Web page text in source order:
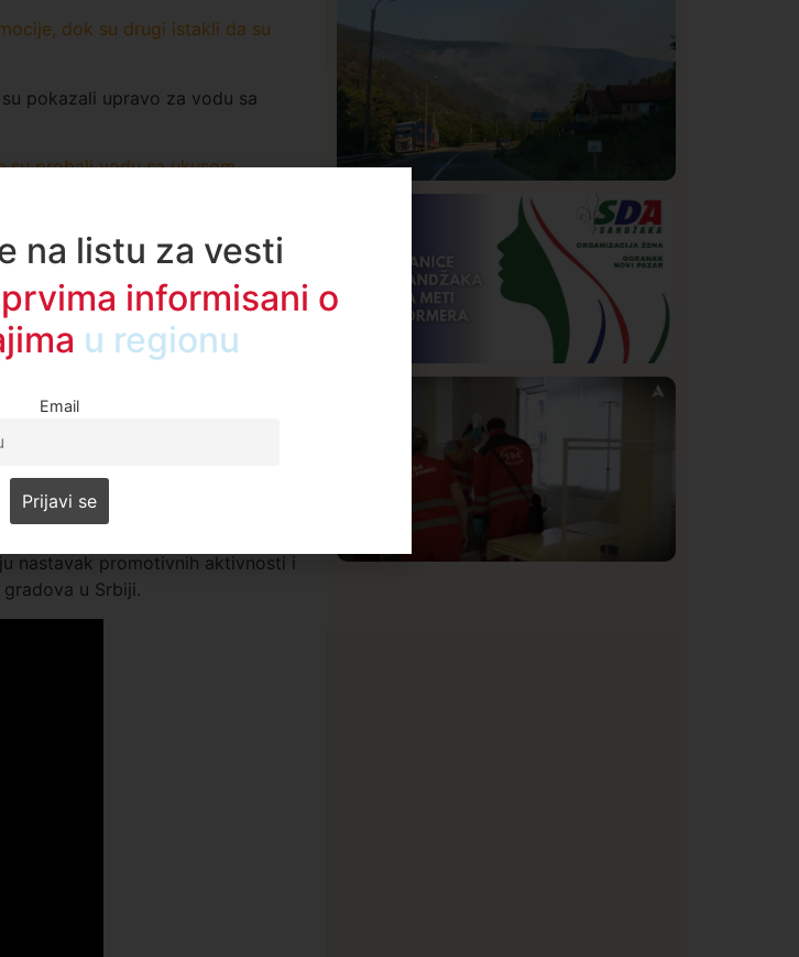
dok su drugi istakli da su
pokazali upravo za vodu sa
su probali vodu sa ukusom
je da je reč o kompaniji iz
i gazirane vode, kao i
naših proizvoda. U ponudi
upozna naš brend”, rekao
zadovoljstvo saradnja sa
tržištu.
će se u narednom periodu
nastavak promotivnih aktivnosti i
u Srbiji.
Požar od Magliča do Ušća, brda u
plamenu – vatrogasci na terenu
tekst Informera o Anisi Fetahović i Adeli
na listu za vesti
informisani o
u regionu
Email